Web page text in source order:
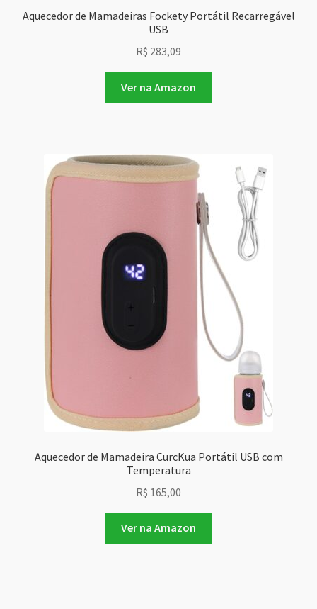
Aquecedor de Mamadeiras Fockety Portátil Recarregável
USB
R$ 283,09
Ver na Amazon
Aquecedor de Mamadeira CurcKua Portátil USB com
Temperatura
R$ 165,00
Ver na Amazon